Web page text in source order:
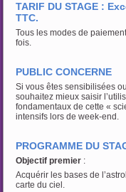
TARIF DU STAGE :
TTC.
Tous les modes de
fois.
PUBLIC CONCERNE
Si vous êtes sensibilisées
souhaitez mieux saisir
fondamentaux de cette «
intensifs lors de week-end.
PROGRAMME DU
Objectif premier :
Acquérir les bases de
carte du ciel.